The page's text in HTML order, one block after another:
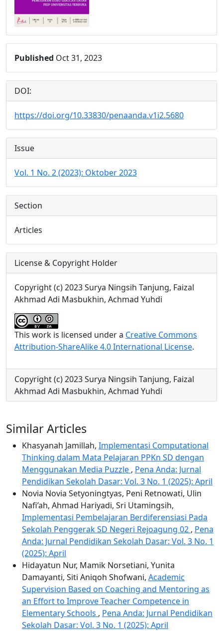
Published Oct 31, 2023
DOI:
https://doi.org/10.33830/penaanda.v1i2.5680
Issue
Vol. 1 No. 2 (2023): Oktober 2023
Section
Articles
License & Copyright Holder
Copyright (c) 2023 Surya Ningsih Tanjung, Faizal
Akhmad Adi Masbukhin, Achmad Yuhdi
This work is licensed under a Creative Commons
Attribution-ShareAlike 4.0 International License.
Copyright (c) 2023 Surya Ningsih Tanjung, Faizal
Akhmad Adi Masbukhin, Achmad Yuhdi
Similar Articles
Khasyanah Jamillah, Implementasi Computational
Thinking dalam Mata Pelajaran PPKn SD dengan
Menggunakan Media Puzzle , Pena Anda: Jurnal
Pendidikan Sekolah Dasar: Vol. 3 No. 1 (2025): April
Novia Novia Setyoningtyas, Peni Retnowati, Ulin
Nafi’ah, Ahmad Hariyadi, Sri Utamingsih,
Implementasi Pembelajaran Berdiferensiasi Pada
Sekolah Penggerak SD Negeri Rejoagung 02 , Pena
Anda: Jurnal Pendidikan Sekolah Dasar: Vol. 3 No. 1
(2025): April
Hidayatun Nur, Mamik Norsetiani, Yunita
Damayanti, Siti Aniqoh Shofwani, Academic
Supervision Based on Coaching and Mentoring as
an Effort to Improve Teacher Competence in
Elementary Schools , Pena Anda: Jurnal Pendidikan
Sekolah Dasar: Vol. 3 No. 1 (2025): April